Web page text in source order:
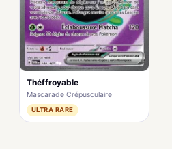
Théffroyable
Mascarade Crépusculaire
ULTRA RARE